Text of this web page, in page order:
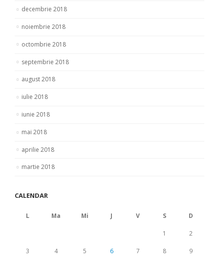
decembrie 2018
noiembrie 2018
octombrie 2018
septembrie 2018
august 2018
iulie 2018
iunie 2018
mai 2018
aprilie 2018
martie 2018
CALENDAR
L Ma Mi J V S D
1 2
3 4 5 6 7 8 9